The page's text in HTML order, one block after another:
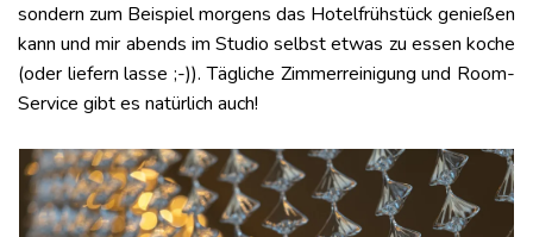
sondern zum Beispiel morgens das Hotelfrühstück genießen
kann und mir abends im Studio selbst etwas zu essen koche
(oder liefern lasse ;-)). Tägliche Zimmerreinigung und Room-
Service gibt es natürlich auch!